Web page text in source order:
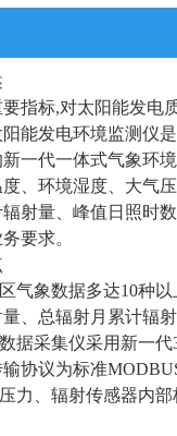
指标,对太阳能发
能发电环境监测仪
一代一体式气象环境
、环境湿度、大气
射量、峰值日照时
要求。
气象数据多达10种
、总辐射月累计辐
据采集仪采用新一
协议为标准
力、辐射传感器内